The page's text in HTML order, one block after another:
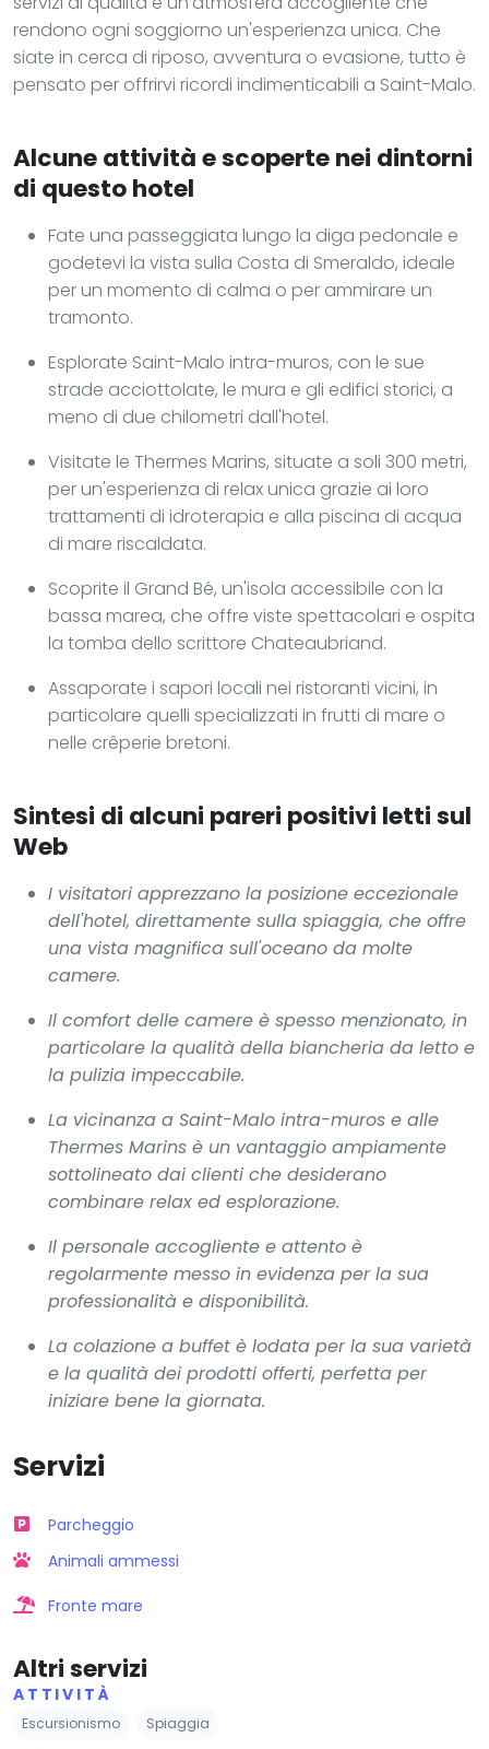
rendono ogni soggiorno un'esperienza unica. Che
siate in cerca di riposo, avventura o evasione, tutto è
pensato per offrirvi ricordi indimenticabili a Saint-Malo.
Alcune attività e scoperte nei dintorni
di questo hotel
Fate una passeggiata lungo la diga pedonale e
godetevi la vista sulla Costa di Smeraldo, ideale
per un momento di calma o per ammirare un
tramonto.
Esplorate Saint-Malo intra-muros, con le sue
strade acciottolate, le mura e gli edifici storici, a
meno di due chilometri dall'hotel.
Visitate le Thermes Marins, situate a soli 300 metri,
per un'esperienza di relax unica grazie ai loro
trattamenti di idroterapia e alla piscina di acqua
di mare riscaldata.
Scoprite il Grand Bé, un'isola accessibile con la
bassa marea, che offre viste spettacolari e ospita
la tomba dello scrittore Chateaubriand.
Assaporate i sapori locali nei ristoranti vicini, in
particolare quelli specializzati in frutti di mare o
nelle crêperie bretoni.
Sintesi di alcuni pareri positivi letti sul
Web
I visitatori apprezzano la posizione eccezionale
dell'hotel, direttamente sulla spiaggia, che offre
una vista magnifica sull'oceano da molte
camere.
Il comfort delle camere è spesso menzionato, in
particolare la qualità della biancheria da letto e
la pulizia impeccabile.
La vicinanza a Saint-Malo intra-muros e alle
Thermes Marins è un vantaggio ampiamente
sottolineato dai clienti che desiderano
combinare relax ed esplorazione.
Il personale accogliente e attento è
regolarmente messo in evidenza per la sua
professionalità e disponibilità.
La colazione a buffet è lodata per la sua varietà
e la qualità dei prodotti offerti, perfetta per
iniziare bene la giornata.
Servizi
Parcheggio
Animali ammessi
Fronte mare
Altri servizi
ATTIVITÀ
Escursionismo Spiaggia